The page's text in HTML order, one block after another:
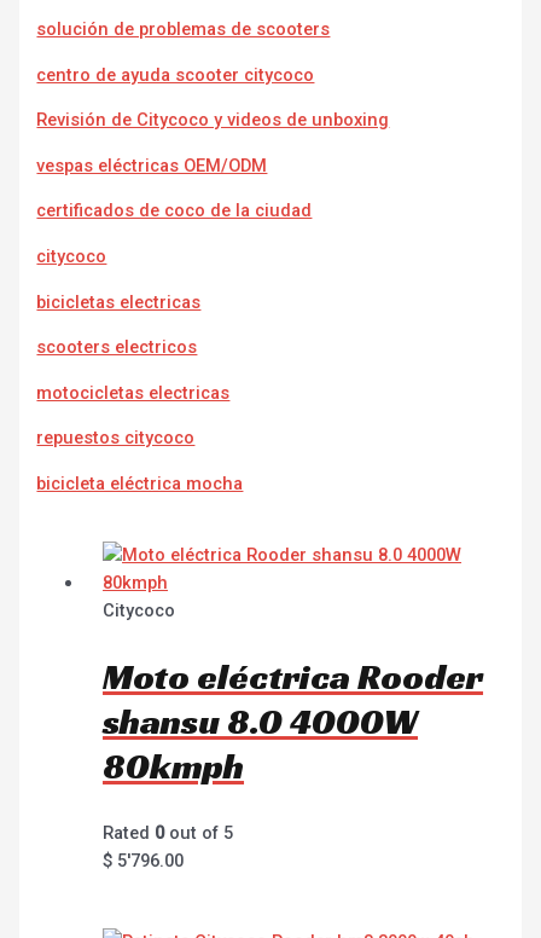
solución de problemas de scooters
centro de ayuda scooter citycoco
Revisión de Citycoco y videos de unboxing
vespas eléctricas OEM/ODM
certificados de coco de la ciudad
citycoco
bicicletas electricas
scooters electricos
motocicletas electricas
repuestos citycoco
bicicleta eléctrica mocha
Citycoco
Moto eléctrica Rooder
shansu 8.0 4000W
80kmph
Rated 0out of 5
$ 5'796.00